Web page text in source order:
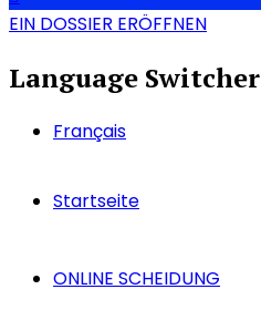
EIN DOSSIER ERÖFFNEN
Language Switcher
Français
Startseite
ONLINE SCHEIDUNG